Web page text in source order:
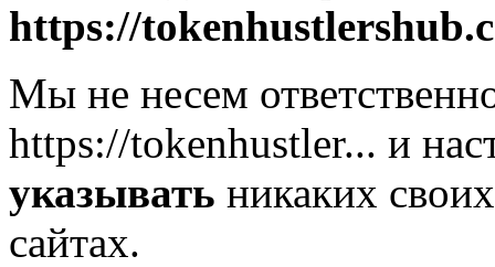
https://
Мы не несем
https://tokenhustler... и
указывать никаких
сайтах.